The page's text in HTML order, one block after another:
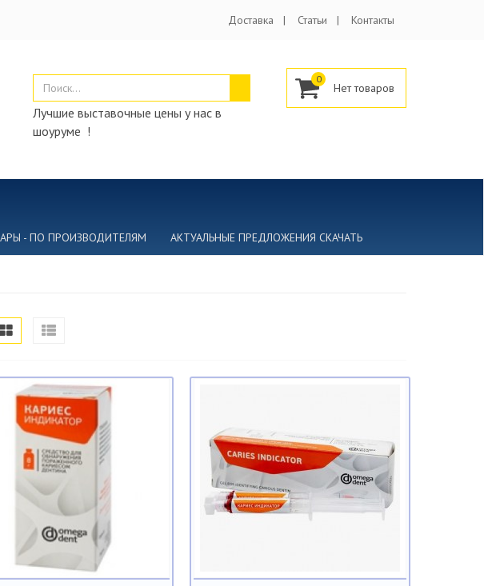
Доставка Статьи Контакты
Лучшие выставочные цены у нас в
шоуруме !
0
- ПО ПРОИЗВОДИТЕЛЯМ АКТУАЛЬНЫЕ ПРЕДЛОЖЕНИЯ СКАЧАТЬ